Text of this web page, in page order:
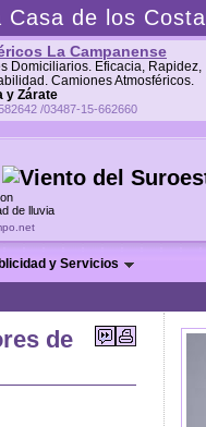
Casa de los Costa
La Campanense
Domiciliarios. Eficacia, Rapidez,
Camiones Atmosféricos.
y Zárate
/03487-15-662660
de lluvia
y Servicios
de